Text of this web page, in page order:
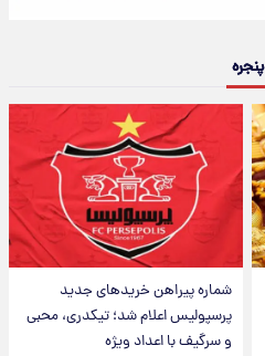
پنجره
شماره پیراهن خریدهای جدید
پرسپولیس اعلام شد؛ تیکدری، محبی
و سرگیف با اعداد ویژه